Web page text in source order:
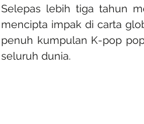
Selepas lebih tiga tahun
mencipta impak di carta
penuh kumpulan K-pop
seluruh dunia.